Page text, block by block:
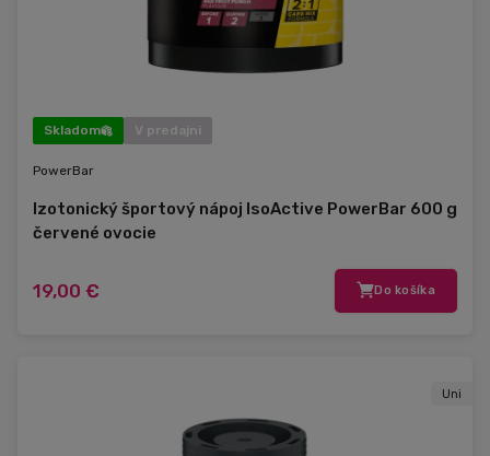
Skladom V predajni
PowerBar
Izotonický športový nápoj IsoActive PowerBar 600 g
červené ovocie
19,00 € Do košíka
Uni